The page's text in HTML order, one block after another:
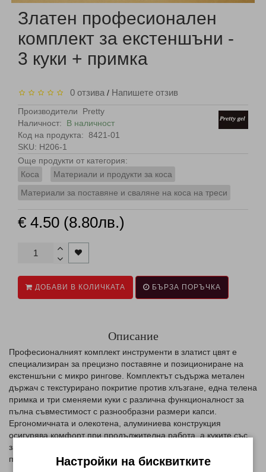
Златен професионален
комплект за екстеншъни -
3 куки + примка
0 отзива / Напишете отзив
Производители
Pretty
Наличност: В наличност
Код на продукта: 8421-01
SKU: H206-1
Още продукти от категория:
Коса
Материали и продукти за коса
Материали за поставяне и сваляне на коса на треси
€ 4.50 (8.80лв.)
ДОБАВИ В КОЛИЧКАТА БЪРЗА ПОРЪЧКА
Описание
Професионалният комплект инструменти в златист цвят е
специализиран за прецизно поставяне и позициониране на
екстеншъни с микро рингове. Комплектът съдържа метален
държач с текстурирано покритие против хлъзгане, една телена
примка и три сменяеми куки с различна функционалност за
пълна съвместимост с разнообразни размери капси.
Ергономичната и олекотена, алуминиева конструкция
осигурява комфорт при продължителна работа, а куките със
заключващ механизъм гарантират сигурно улавяне и
преминаване на кичурите без накъсване.
Настройки на бисквитките